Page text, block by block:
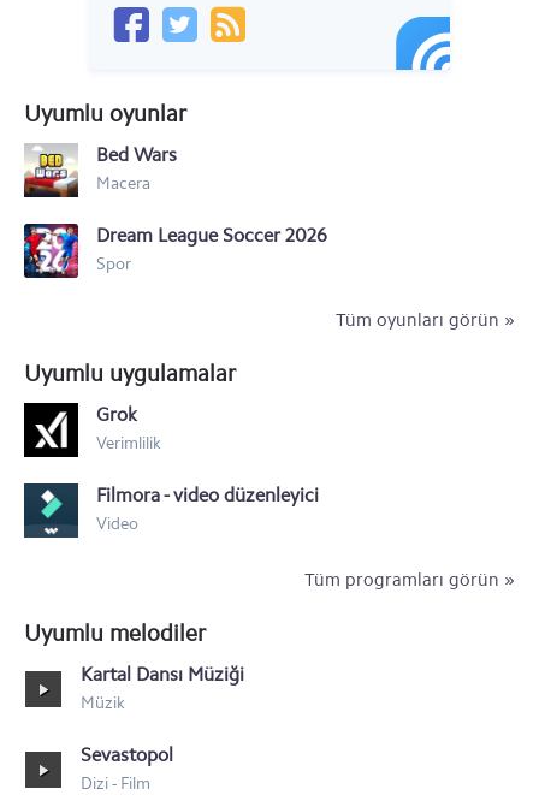
Uyumlu oyunlar
Bed Wars
Macera
Dream League Soccer 2026
Spor
Tüm oyunları görün »
Uyumlu uygulamalar
Grok
Verimlilik
Filmora - video düzenleyici
Video
Tüm programları görün »
Uyumlu melodiler
Kartal Dansı Müziği
Müzik
Sevastopol
Dizi - Film